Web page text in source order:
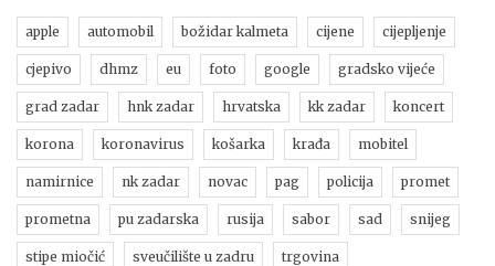
apple automobil božidar kalmeta cijene cijepljenje
cjepivo dhmz eu foto google gradsko vijeće
grad zadar hnk zadar hrvatska kk zadar koncert
korona koronavirus košarka krađa mobitel
namirnice nk zadar novac pag policija promet
prometna pu zadarska rusija sabor sad snijeg
stipe miočić sveučilište u zadru trgovina